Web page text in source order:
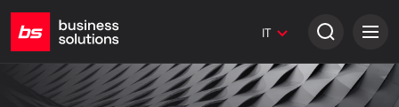
IT
Siti web Umbraco
Soluzioni creative
VENDITA TRADIZIONALE